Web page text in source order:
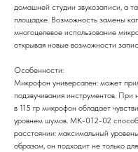
домашней студии звукозаписи, а
площадке. Возможность замены
многоцелевое использование
открывая новые возможности
Особенности:
Микрофон универсален: может
подзвучивания инструментов. При
в 115 гр микрофон обладает
уровнем шумов. МК-012-02
расстоянии: максимальный
образом, он подходит не только